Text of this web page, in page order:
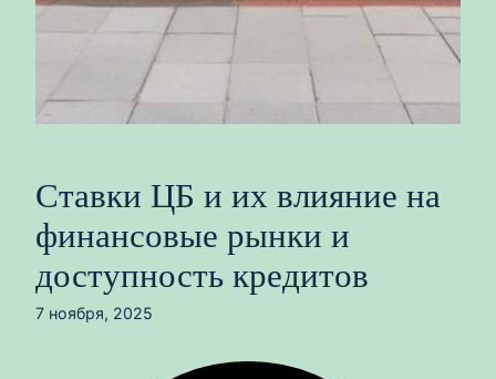
Ставки ЦБ и их влияние на
финансовые рынки и
доступность кредитов
7 ноября, 2025